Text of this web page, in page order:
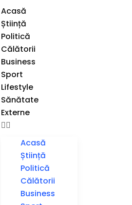
Acasă
Știință
Politică
Călătorii
Business
Sport
Lifestyle
Sănătate
Externe
Acasă
Știință
Politică
Călătorii
Business